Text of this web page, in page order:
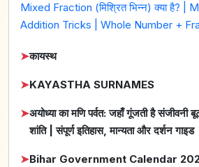
Mixed Fraction (मिश्रित भिन्न) क्या है? |
Addition Tricks | Whole Number +
➤कायस्थ
➤KAYASTHA SURNAMES
➤अयोध्या का मणि पर्वत: जहाँ गूंजती है संजीवनी
शांति | संपूर्ण इतिहास, मान्यता और दर्शन गाइड
➤Bihar Government Calendar